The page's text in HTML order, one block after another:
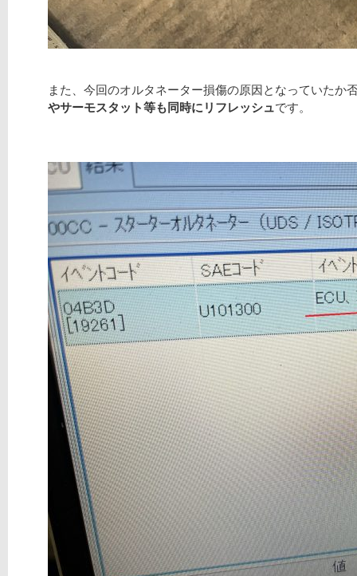
また、今回のオルタネーター損傷の原因となっていたか
やサーモスタット等も同時にリフレッシュです。